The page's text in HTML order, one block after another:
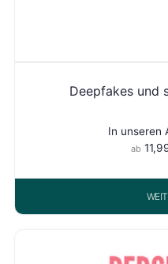
Deepfakes und
In unseren
ab